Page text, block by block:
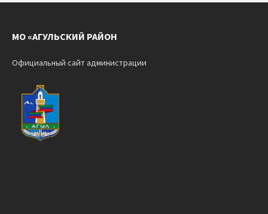
МО «АГУЛЬСКИЙ РАЙОН
Официальный сайт администрации